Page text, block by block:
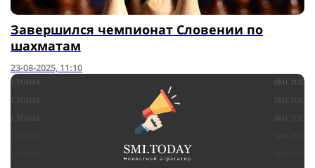
Завершился чемпионат Словении по
шахматам
23-08-2025, 11:10